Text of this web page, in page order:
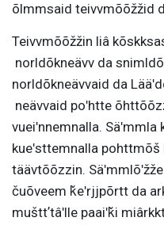
õlmmsaid teivvmõõžžid
Teivvmõõžžin liâ
norldõkneävv da
norldõkneävvaid da
neävvaid poʹhtte
vueiʹnnemnalla.
kueʹsttemnalla
täävtõõzzin.
čuõveem ǩeʹrjjpõrtt da
mušttʼtâʹlle paaiʹǩi